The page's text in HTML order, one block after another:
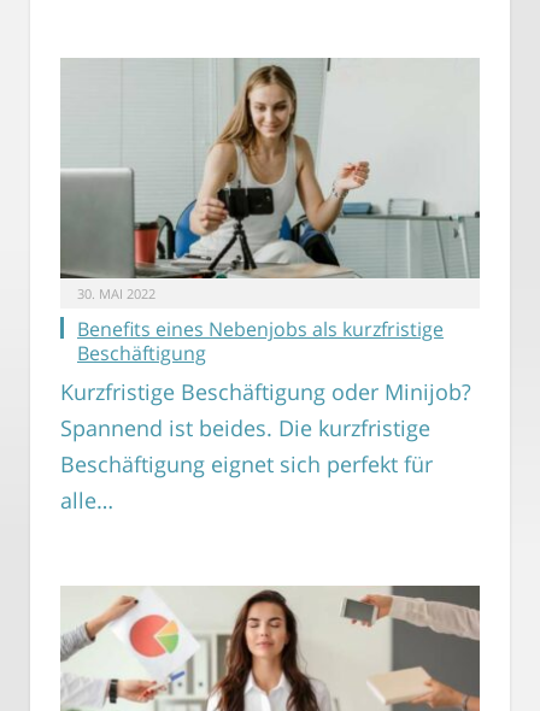
30. MAI 2022
Benefits eines Nebenjobs als kurzfristige
Beschäftigung
Kurzfristige Beschäftigung oder Minijob?
Spannend ist beides. Die kurzfristige
Beschäftigung eignet sich perfekt für
alle…